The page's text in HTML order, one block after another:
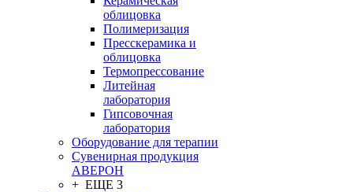
облицовка
Полимеризация
Пресскерамика и
облицовка
Термопрессование
Литейная
лаборатория
Гипсовочная
лаборатория
Оборудование для терапии
Сувенирная продукция
АВЕРОН
+ ЕЩЕ 3